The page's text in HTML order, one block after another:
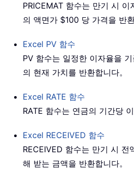
PRICEMAT 함수는 만기 시 이
의 액면가 $100 당 가격을 반환
Excel PV 함수
PV 함수는 일정한 이자율을
의 현재 가치를 반환합니다。
Excel RATE 함수
RATE 함수는 연금의 기간당
Excel RECEIVED 함수
RECEIVED 함수는 만기 시 전
해 받는 금액을 반환합니다。